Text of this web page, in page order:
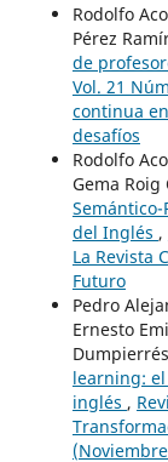
Rodolfo
Pérez
de
Vol. 21
continua
desafíos
Rodolfo
Gema
del Inglés ,
La Revista
Futuro
Pedro
Ernesto
learning:
inglés ,